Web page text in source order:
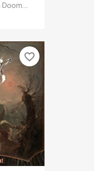
favorite_border